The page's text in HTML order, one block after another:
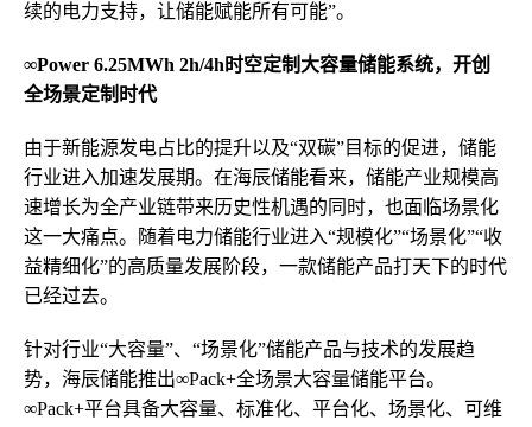
续的电力支持，让储能赋能所有可能”。
∞Power 6.25MWh 2h/4h时空定制大容量储能系统，开创
全场景定制时代
由于新能源发电占比的提升以及“双碳”目标的促进，储能
行业进入加速发展期。在海辰储能看来，储能产业规模高
速增长为全产业链带来历史性机遇的同时，也面临场景化
这一大痛点。随着电力储能行业进入“规模化”“场景化”“收
益精细化”的高质量发展阶段，一款储能产品打天下的时代
已经过去。
针对行业“大容量”、“场景化”储能产品与技术的发展趋
势，海辰储能推出∞Pack+全场景大容量储能平台。
∞Pack+平台具备大容量、标准化、平台化、场景化、可维